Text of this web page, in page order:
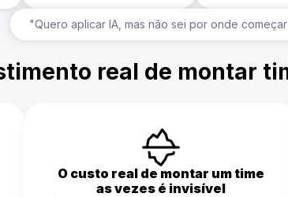
"Quero aplicar IA, mas não sei por onde
real de montar
O custo real de montar um time
as vezes é invisível